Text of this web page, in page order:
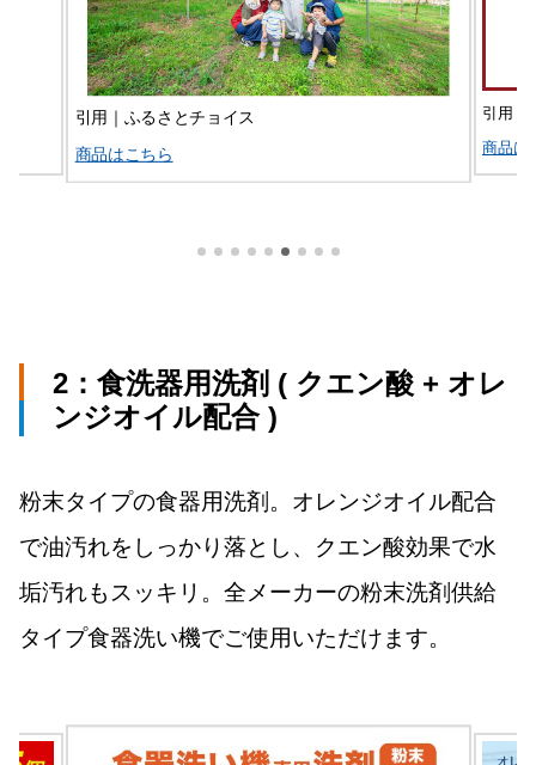
引用｜ふるさとチョイス
商品はこちら
引用｜
商品は
2： 食洗器用洗剤 ( クエン酸 + オレ
ンジオイル配合 )
粉末タイプの食器用洗剤。オレンジオイル配合
で油汚れをしっかり落とし、クエン酸効果で水
垢汚れもスッキリ。全メーカーの粉末洗剤供給
タイプ食器洗い機でご使用いただけます。